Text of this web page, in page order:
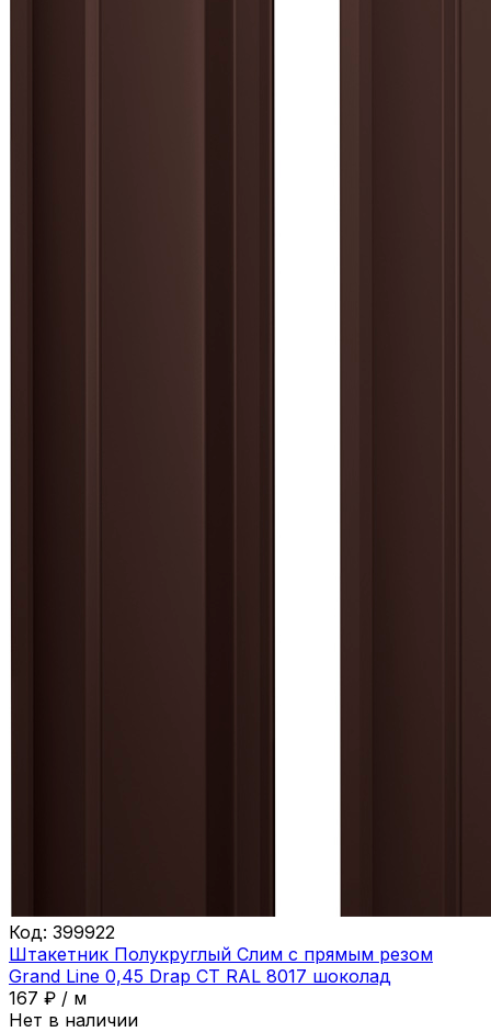
Код: 399922
Штакетник Полукруглый Слим с прямым резом
Grand Line 0,45 Drap СТ RAL 8017 шоколад
167 ₽ / м
Нет в наличии